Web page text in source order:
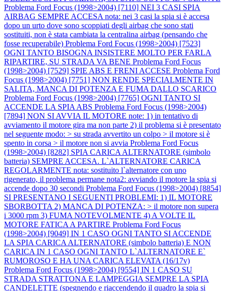
Problema Ford Focus (1998>2004) [7110] NEI 3 CASI SPIA
AIRBAG SEMPRE ACCESA nota: nei 3 casi la spia si è accesa
dopo un urto dove sono scoppiati degli airbag che sono stati
sostituiti, non è stata cambiata la centralina airbag (pensando che
fosse recuperabile) Problema Ford Focus (1998>2004) [7523]
OGNI TANTO BISOGNA INSISTERE MOLTO PER FARLA
RIPARTIRE, SU STRADA VA BENE Problema Ford Focus
(1998>2004) [7529] SPIE ABS E FRENI ACCESE Problema Ford
Focus (1998>2004) [7751] NON RENDE SPECIALMENTE IN
SALITA, MANCA DI POTENZA E FUMA DALLO SCARICO
Problema Ford Focus (1998>2004) [7765] OGNI TANTO SI
ACCENDE LA SPIA ABS Problema Ford Focus (1998>2004)
[7894] NON SI AVVIA IL MOTORE note: 1) in tentativo di
avviamento il motore gira ma non parte 2) il problema si è presentato
nel seguente modo: > su strada avvertito un colpo > il motore si è
spento in corsa > il motore non si avvia Problema Ford Focus
(1998>2004) [8282] SPIA CARICA ALTERNATORE (simbolo
batteria) SEMPRE ACCESA. L`ALTERNATORE CARICA
REGOLARMENTE nota: sostituito l`alternatore con uno
rigenerato, il problema permane nota2: avviando il motore la spia si
accende dopo 30 secondi Problema Ford Focus (1998>2004) [8854]
SI PRESENTANO I SEGUENTI PROBLEMI: 1) IL MOTORE
SBORBOTTA 2) MANCA DI POTENZA: > il motore non supera
i 3000 rpm 3) FUMA NOTEVOLMENTE 4) A VOLTE IL
MOTORE FATICA A PARTIRE Problema Ford Focus
(1998>2004) [9049] IN 1 CASO OGNI TANTO SI ACCENDE
LA SPIA CARICA ALTERNATORE (simbolo batteria) E NON
CARICA IN 1 CASO OGNI TANTO L`ALTERNATORE E`
RUMOROSO E HA UNA CARICA ELEVATA (16/17v)
Problema Ford Focus (1998>2004) [9554] IN 1 CASO SU
STRADA STRATTONA E LAMPEGGIA SEMPRE LA SPIA
CANDELETTE (spegnendo e riaccendendo il quadro la spia si